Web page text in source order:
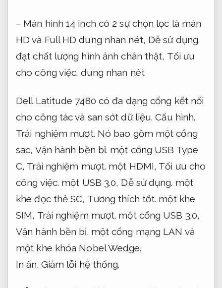
– Màn hình 14 inch có 2 sự chọn lọc là màn
HD và Full HD dung nhan nét, Dễ sử dụng.
đạt chất lượng hình ảnh chân thật, Tối ưu
cho công việc. dung nhan nét
Dell Latitude 7480 có đa dạng cổng kết nối
cho công tác và san sớt dữ liệu.Cấu hình.
Trải nghiệm mượt. Nó bao gồm một cổng
sạc, Vận hành bền bỉ. một cổng USB Type
C, Trải nghiệm mượt. một HDMI, Tối ưu cho
công việc. một USB 3.0, Dễ sử dụng. một
khe đọc thẻ SC, Tương thích tốt. một khe
SIM, Trải nghiệm mượt. một cổng USB 3.0,
Vận hành bền bỉ. một cổng mạng LAN và
một khe khóa Nobel Wedge.
In ấn. Giảm lỗi hệ thống.